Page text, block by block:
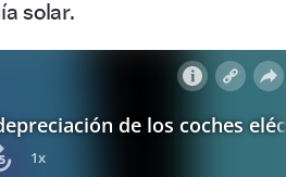
solar.